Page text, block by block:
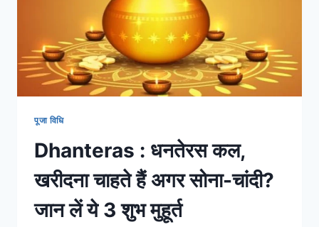
पूजा विधि
Dhanteras : धनतेरस कल,
खरीदना चाहते हैं अगर सोना-चांदी?
जान लें ये 3 शुभ मुहूर्त